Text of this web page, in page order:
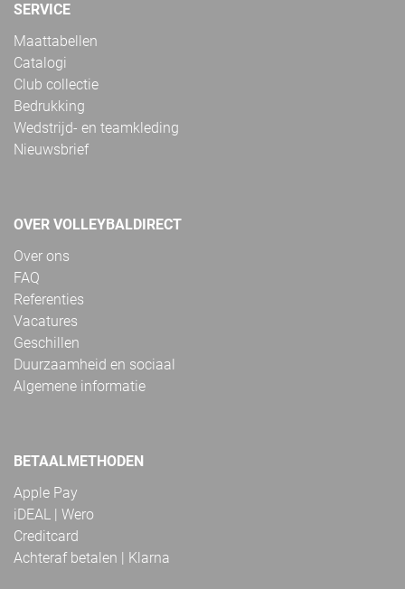
SERVICE
Maattabellen
Catalogi
Club collectie
Bedrukking
Wedstrijd- en teamkleding
Nieuwsbrief
OVER VOLLEYBALDIRECT
Over ons
FAQ
Referenties
Vacatures
Geschillen
Duurzaamheid en sociaal
Algemene informatie
BETAALMETHODEN
Apple Pay
iDEAL | Wero
Creditcard
Achteraf betalen | Klarna